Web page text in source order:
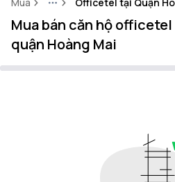
More
Mua bán căn hộ
quận Hoàng Mai